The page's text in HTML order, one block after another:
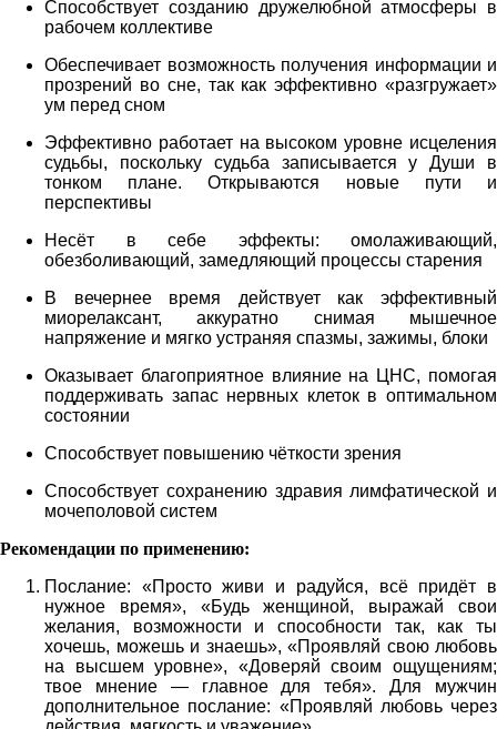
Способствует созданию дружелюбной атмосферы в
рабочем коллективе
Обеспечивает возможность получения информации и
прозрений во сне, так как эффективно «разгружает»
ум перед сном
Эффективно работает на высоком уровне исцеления
судьбы, поскольку судьба записывается у Души в
тонком плане. Открываются новые пути и
перспективы
Несёт в себе эффекты: омолаживающий,
обезболивающий, замедляющий процессы старения
В вечернее время действует как эффективный
миорелаксант, аккуратно снимая мышечное
напряжение и мягко устраняя спазмы, зажимы, блоки
Оказывает благоприятное влияние на ЦНС, помогая
поддерживать запас нервных клеток в оптимальном
состоянии
Способствует повышению чёткости зрения
Способствует сохранению здравия лимфатической и
мочеполовой систем
Рекомендации по применению:
Послание: «Просто живи и радуйся, всё придёт в
нужное время», «Будь женщиной, выражай свои
желания, возможности и способности так, как ты
хочешь, можешь и знаешь», «Проявляй свою любовь
на высшем уровне», «Доверяй своим ощущениям;
твое мнение — главное для тебя». Для мужчин
дополнительное послание: «Проявляй любовь через